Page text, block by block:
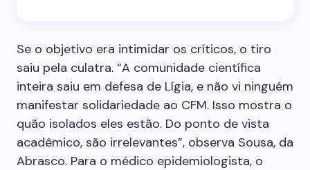
Se o objetivo era intimidar os críticos, o tiro
saiu pela culatra. “A comunidade científica
inteira saiu em defesa de Lígia, e não vi ninguém
manifestar solidariedade ao CFM. Isso mostra o
quão isolados eles estão. Do ponto de vista
acadêmico, são irrelevantes”, observa Sousa, da
Abrasco. Para o médico epidemiologista, o